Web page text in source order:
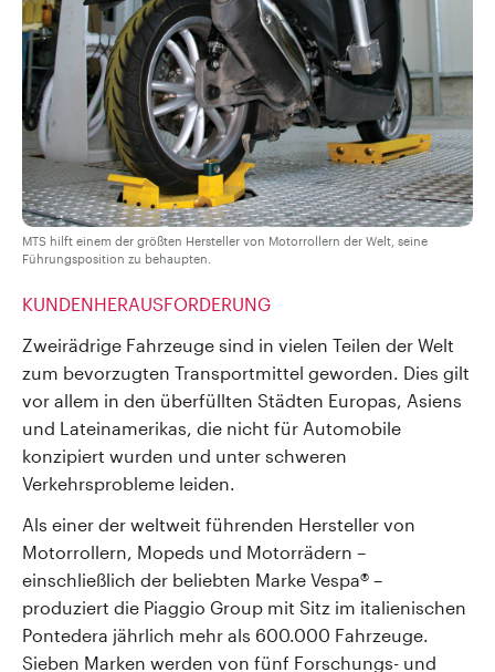
MTS hilft einem der größten Hersteller von Motorrollern der Welt, seine
Führungsposition zu behaupten.
KUNDENHERAUSFORDERUNG
Zweirädrige Fahrzeuge sind in vielen Teilen der Welt
zum bevorzugten Transportmittel geworden. Dies gilt
vor allem in den überfüllten Städten Europas, Asiens
und Lateinamerikas, die nicht für Automobile
konzipiert wurden und unter schweren
Verkehrsprobleme leiden.
Als einer der weltweit führenden Hersteller von
Motorrollern, Mopeds und Motorrädern –
einschließlich der beliebten Marke Vespa® –
produziert die Piaggio Group mit Sitz im italienischen
Pontedera jährlich mehr als 600.000 Fahrzeuge.
Sieben Marken werden von fünf Forschungs- und